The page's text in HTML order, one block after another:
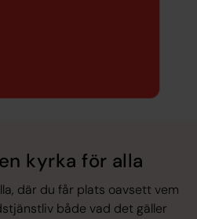
kyrka för alla
där du får plats oavsett vem
både vad det gäller